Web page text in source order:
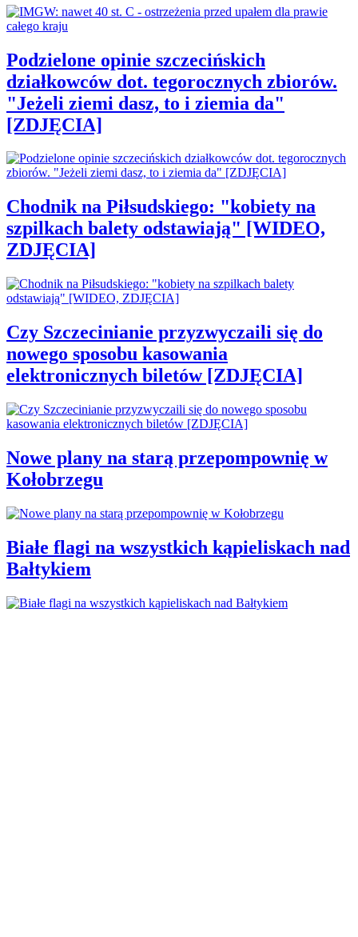
Podzielone opinie szczecińskich
działkowców dot. tegorocznych zbiorów.
"Jeżeli ziemi dasz, to i ziemia da"
[ZDJĘCIA]
Chodnik na Piłsudskiego: "kobiety na
szpilkach balety odstawiają" [WIDEO,
ZDJĘCIA]
Czy Szczecinianie przyzwyczaili się do
nowego sposobu kasowania
elektronicznych biletów [ZDJĘCIA]
Nowe plany na starą przepompownię w
Kołobrzegu
Białe flagi na wszystkich kąpieliskach nad
Bałtykiem